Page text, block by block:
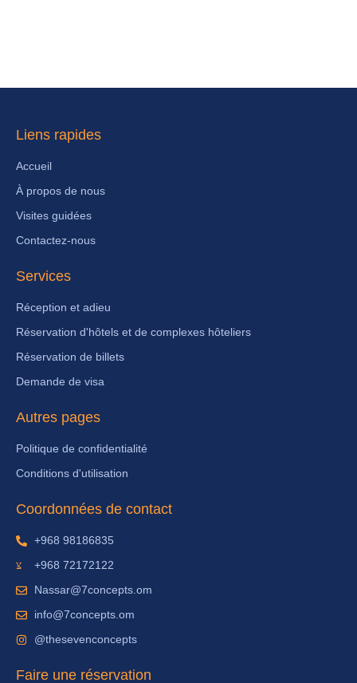
Liens rapides
Accueil
À propos de nous
Visites guidées
Contactez-nous
Services
Réception et adieu
Réservation d'hôtels et de complexes hôteliers
Réservation de billets
Demande de visa
Autres pages
Politique de confidentialité
Conditions d'utilisation
Coordonnées de contact
+968 98186835
+968 72172122
Nassar@7concepts.om
info@7concepts.om
@thesevenconcepts
Faire une réservation